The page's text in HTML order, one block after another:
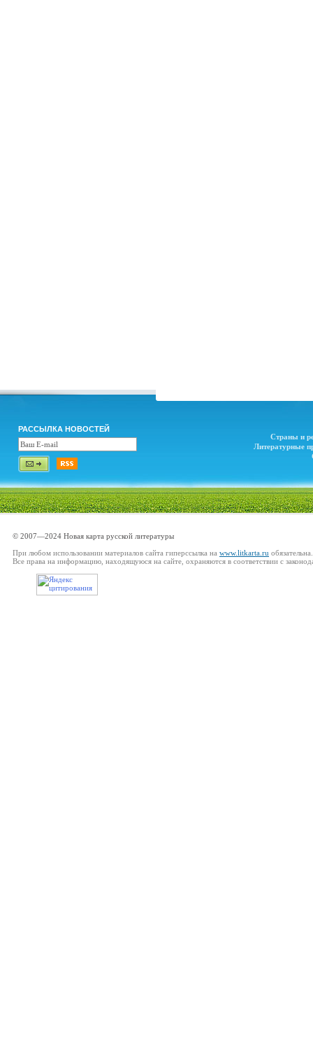
РАССЫЛКА НОВОСТЕЙ
Страны и
Литературные
© 2007—2024 Новая карта русской литературы
При любом использовании материалов сайта гиперссылка на www.litkarta.ru обязательна.
Все права на информацию, находящуюся на сайте, охраняются в соответствии с